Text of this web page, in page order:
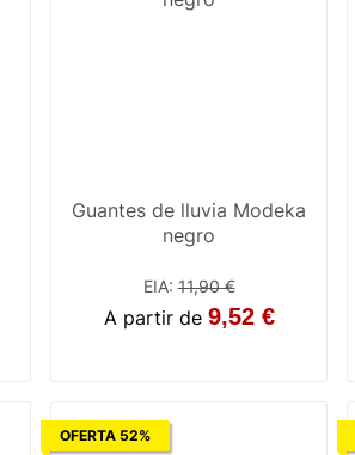
Guantes de lluvia Modeka
negro
EIA:11,90 €
A partir de 9,52 €
OFERTA 52%